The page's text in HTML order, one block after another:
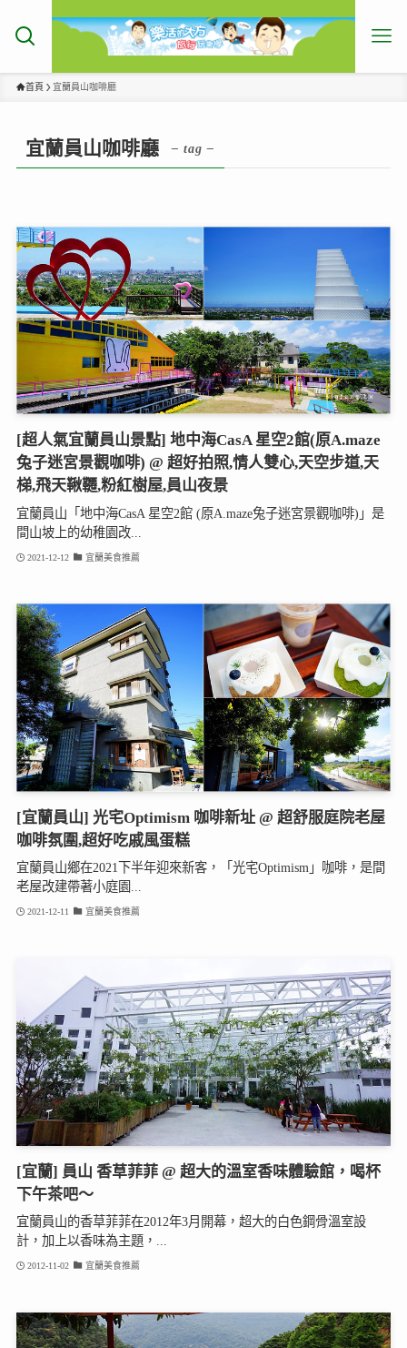
首頁 宜蘭員山咖啡廳
宜蘭員山咖啡廳 – tag –
[超人氣宜蘭員山景點] 地中海CasA 星空2館(原A.maze
兔子迷宮景觀咖啡) @ 超好拍照,情人雙心,天空步道,天
梯,飛天鞦韆,粉紅樹屋,員山夜景
宜蘭員山「地中海CasA 星空2館 (原A.maze兔子迷宮景觀咖啡)」是
間山坡上的幼稚園改...
2021-12-12 宜蘭美食推薦
[宜蘭員山] 光宅Optimism 咖啡新址 @ 超舒服庭院老屋
咖啡氛圍,超好吃戚風蛋糕
宜蘭員山鄉在2021下半年迎來新客，「光宅Optimism」咖啡，是間
老屋改建帶著小庭園...
2021-12-11 宜蘭美食推薦
[宜蘭] 員山 香草菲菲 @ 超大的溫室香味體驗館，喝杯
下午茶吧～
宜蘭員山的香草菲菲在2012年3月開幕，超大的白色鋼骨溫室設
計，加上以香味為主題，...
2012-11-02 宜蘭美食推薦